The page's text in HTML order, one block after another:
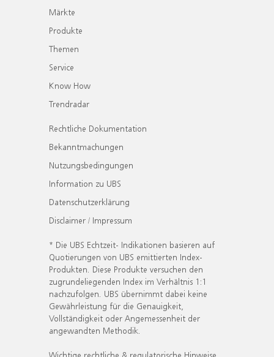
Märkte
Produkte
Themen
Service
Know How
Trendradar
Rechtliche Dokumentation
Bekanntmachungen
Nutzungsbedingungen
Information zu UBS
Datenschutzerklärung
Disclaimer / Impressum
* Die UBS Echtzeit- Indikationen basieren auf
Quotierungen von UBS emittierten Index-
Produkten. Diese Produkte versuchen den
zugrundeliegenden Index im Verhältnis 1:1
nachzufolgen. UBS übernimmt dabei keine
Gewährleistung für die Genauigkeit,
Vollständigkeit oder Angemessenheit der
angewandten Methodik.